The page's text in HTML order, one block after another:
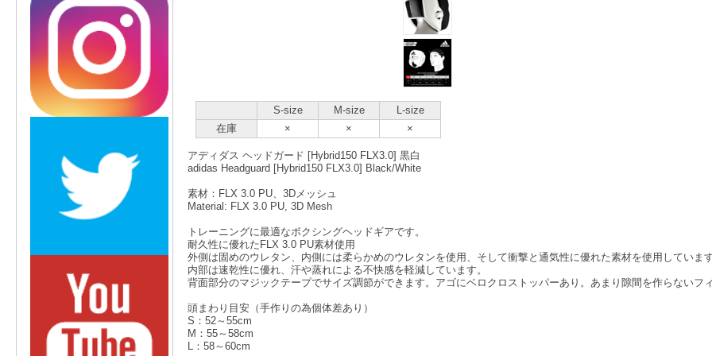
S-size M-size
L-size
在庫
× × ×
アディダス ヘッドガード [Hybrid150 FLX3.0] 黒白
adidas Headguard [Hybrid150 FLX3.0] Black/White
素材：FLX 3.0 PU、3Dメッシュ
Material: FLX 3.0 PU, 3D Mesh
トレーニングに最適なボクシングヘッドギアです。
耐久性に優れたFLX 3.0 PU素材使用
外側は固めのウレタン、内側には柔らかめのウレタンを使用、そして衝撃と通気性に優れた素材を使用しています
内部は速乾性に優れ、汗や蒸れによる不快感を軽減しています。
背面部分のマジックテープでサイズ調節ができます。アゴにベロクロストッパーあり。あまり隙間を作らないフ
頭まわり目安（手作りの為個体差あり）
S：52～55cm
M：55～58cm
L：58～60cm